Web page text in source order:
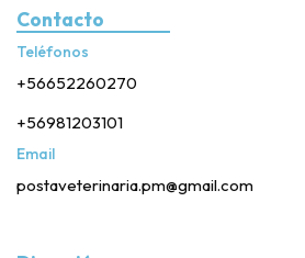
Contacto
Teléfonos
+56652260270
+56981203101
Email
postaveterinaria.pm@gmail.com